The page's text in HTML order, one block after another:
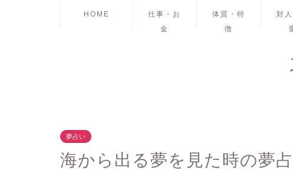
HOME
仕事・お
金
体質・特
徴
対
夢占い
海から出る夢を見た時の夢